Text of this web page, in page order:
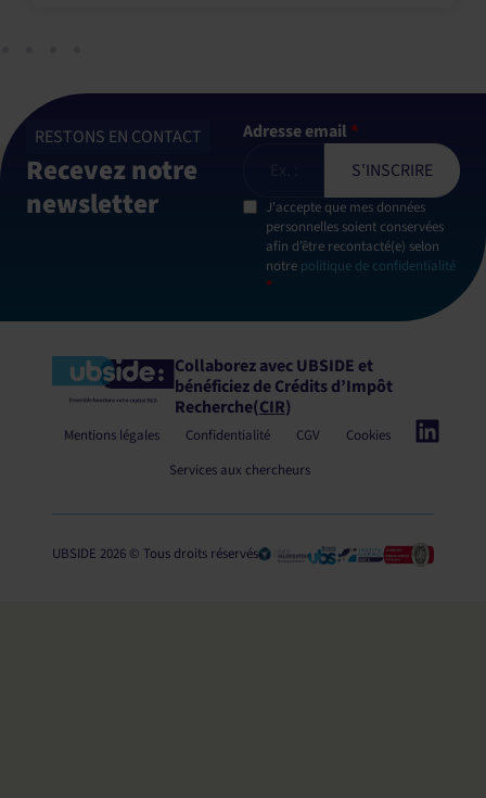
RESTONS EN CONTACT
Recevez notre
newsletter
Adresse email *
J'accepte que mes données
personnelles soient conservées
afin d’être recontacté(e) selon
notre politique de confidentialité
*
Collaborez avec UBSIDE et
bénéficiezde Crédits d’Impôt
Recherche(CIR)
Mentions légales Confidentialité CGV
Cookies
Services aux chercheurs
UBSIDE 2026 © Tous droits réservés